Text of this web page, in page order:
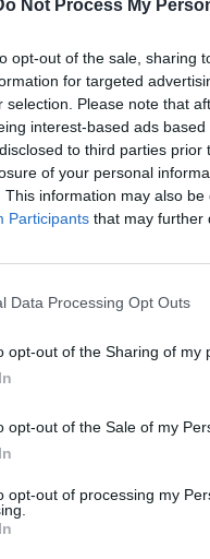
Not Process My
opt-out of the sale, sharing
for targeted
selection. Please note that
interest-based ads
to third parties
of your personal
This information may also
Participants that may further
Data Processing Opt Outs
opt-out of the Sharing of my
opt-out of the Sale of my
opt-out of processing my